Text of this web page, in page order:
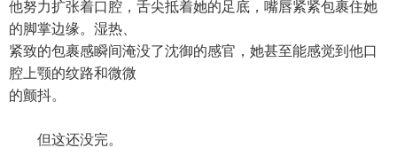
他努力扩张着口腔，舌尖抵着她的足底，嘴唇紧紧包裹住她
的脚掌边缘。湿热、
紧致的包裹感瞬间淹没了沈御的感官，她甚至能感觉到他口
腔上颚的纹路和微微
的颤抖。
但这还没完。